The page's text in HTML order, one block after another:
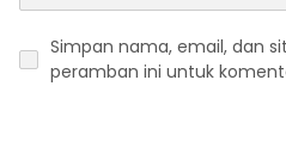
Simpan nama, email, dan
peramban ini untuk